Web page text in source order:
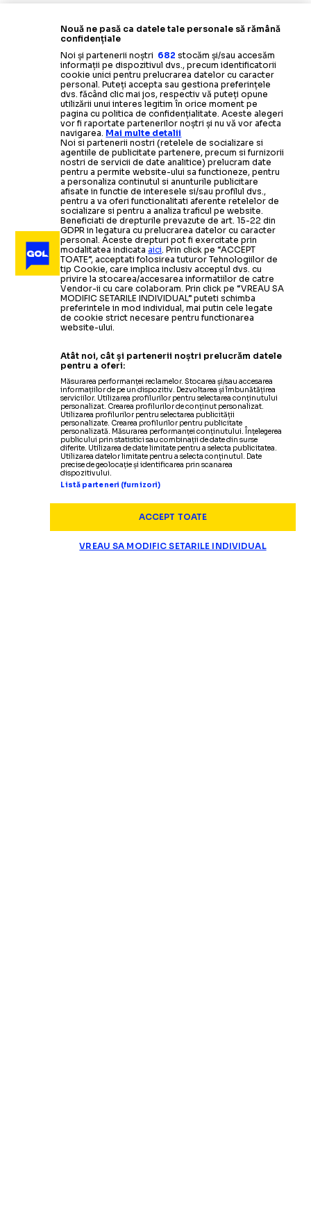
Nouă ne pasă ca datele tale personale să rămână
confidențiale
Noi și partenerii noștri 682 stocăm și/sau accesăm
informații pe dispozitivul dvs., precum identificatorii
cookie unici pentru prelucrarea datelor cu caracter
personal. Puteți accepta sau gestiona preferințele
dvs. făcând clic mai jos, respectiv vă puteți opune
utilizării unui interes legitim în orice moment pe
pagina cu politica de confidențialitate. Aceste alegeri
vor fi raportate partenerilor noștri și nu vă vor afecta
navigarea. Mai multe detalii
Noi si partenerii nostri (retelele de socializare si
agentiile de publicitate partenere, precum si furnizorii
nostri de servicii de date analitice) prelucram date
pentru a permite website-ului sa functioneze, pentru
a personaliza continutul si anunturile publicitare
afisate in functie de interesele si/sau profilul dvs.,
pentru a va oferi functionalitati aferente retelelor de
socializare si pentru a analiza traficul pe website.
Beneficiati de drepturile prevazute de art. 15-22 din
GDPR in legatura cu prelucrarea datelor cu caracter
personal. Aceste drepturi pot fi exercitate prin
modalitatea indicataaici. Prin click pe “ACCEPT
TOATE”, acceptati folosirea tuturor Tehnologiilor de
tip Cookie, care implica inclusiv acceptul dvs. cu
privire la stocarea/accesarea informatiilor de catre
Vendor-ii cu care colaboram. Prin click pe “VREAU SA
MODIFIC SETARILE INDIVIDUAL” puteti schimba
preferintele in mod individual, mai putin cele legate
de cookie strict necesare pentru functionarea
website-ului.
Atât noi, cât și partenerii noștri prelucrăm datele
pentru a oferi:
Măsurarea performanței reclamelor. Stocarea și/sau accesarea
informațiilor de pe un dispozitiv. Dezvoltarea și îmbunătățirea
serviciilor. Utilizarea profilurilor pentru selectarea conținutului
personalizat. Crearea profilurilor de conținut personalizat.
Utilizarea profilurilor pentru selectarea publicității
personalizate. Crearea profilurilor pentru publicitate
personalizată. Măsurarea performanței conținutului. Înțelegerea
publicului prin statistici sau combinații de date din surse
diferite. Utilizarea de date limitate pentru a selecta publicitatea.
Utilizarea datelor limitate pentru a selecta conținutul. Date
precise de geolocație și identificarea prin scanarea
dispozitivului.
Listă parteneri (furnizori)
ACCEPT TOATE
VREAU SA MODIFIC SETARILE INDIVIDUAL